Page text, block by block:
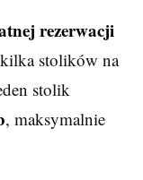
rezerwacji
stolików na
stolik
, maksymalnie